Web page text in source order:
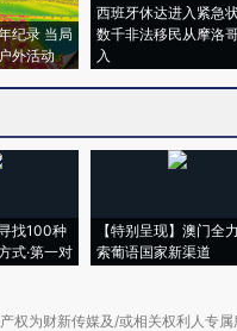
纪录 当局
外活动
西班牙休达进入紧急
数千非法移民从摩洛
入
找100种
式·第一对
【特别呈现】澳门全
索葡语国家新渠道
权为财新传媒及/或相关权利人专